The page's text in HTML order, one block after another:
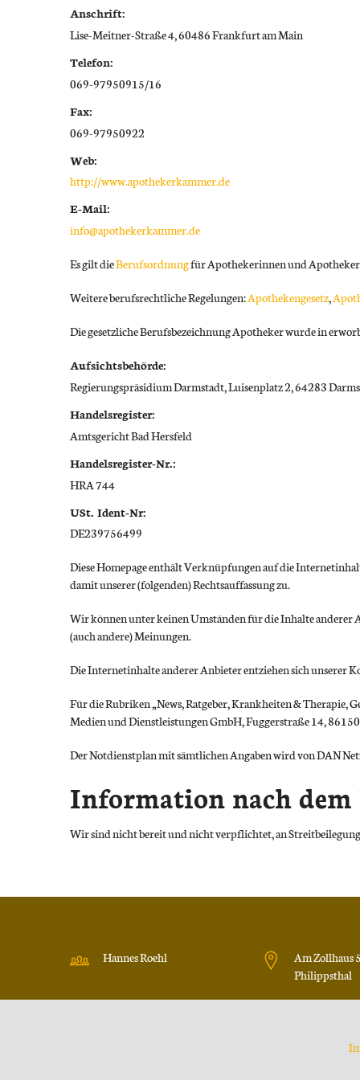
Psychische Erkrankungen
Schmerz- und Schlafmedizin
Männerkrankheiten
Anschrift:
Lise-Meitner-Straße 4, 60486 Frankfurt am Main
Telefon:
069-97950915/16
Fax:
069-97950922
Web:
http://www.apothekerkammer.de
E-Mail:
info@apothekerkammer.de
Es gilt dieBerufsordnungfür Apothekerinnen und
Weitere berufsrechtliche Regelungen:Apothekengesetz,
Die gesetzliche Berufsbezeichnung Apotheker wurde in
Aufsichtsbehörde:
Regierungspräsidium Darmstadt, Luisenplatz 2, 64283
Handelsregister:
Amtsgericht Bad Hersfeld
Handelsregister-Nr.:
HRA 744
USt. Ident-Nr:
DE239756499
Diese Homepage enthält Verknüpfungen auf die
damit unserer (folgenden) Rechtsauffassung zu.
Wir können unter keinen Umständen für die Inhalte anderer
(auch andere) Meinungen.
Die Internetinhalte anderer Anbieter entziehen sich unserer
Für die Rubriken „News, Ratgeber, Krankheiten & Therapie,
Medien und Dienstleistungen GmbH, Fuggerstraße 14,
Der Notdienstplan mit sämtlichen Angaben wird von DAN
Information nach dem
Wir sind nicht bereit und nicht verpflichtet, an
Hannes Roehl
Am Zollhaus
Philippsthal